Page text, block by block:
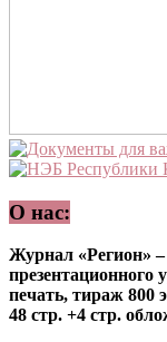
О нас:
Журнал «Регион» –
презентационного
печать, тираж 800
48 стр. +4 стр.